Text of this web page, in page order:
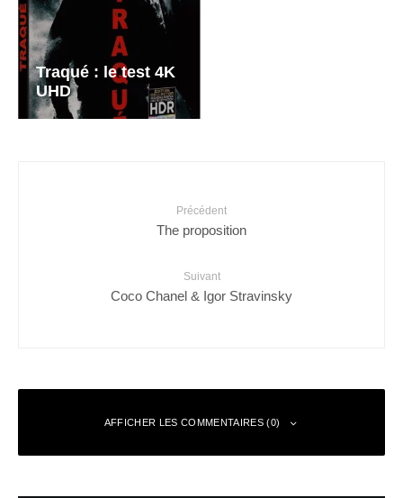
Traqué : le test 4K
UHD
Précédent
The proposition
Suivant
Coco Chanel & Igor Stravinsky
AFFICHER LES COMMENTAIRES (0)